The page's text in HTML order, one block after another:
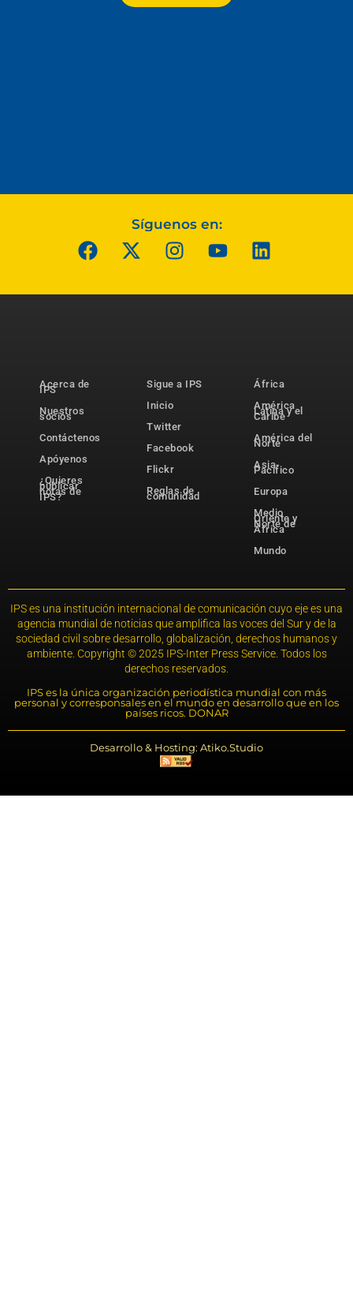
Síguenos en:
Acerca de
IPS
Nuestros
socios
Contáctenos
Apóyenos
¿Quieres
publicar
notas de
IPS?
Sigue a IPS
Inicio
Twitter
Facebook
Flickr
Reglas de
comunidad
África
América
Latina y el
Caribe
América del
Norte
Asia-
Pacífico
Europa
Medio
Oriente y
Norte de
África
Mundo
IPS es una institución internacional de comunicación cuyo eje es una
agencia mundial de noticias que amplifica las voces del Sur y de la
sociedad civil sobre desarrollo, globalización, derechos humanos y
ambiente. Copyright © 2025 IPS-Inter Press Service. Todos los
derechos reservados.
IPS es la única organización periodística mundial con más
personal y corresponsales en el mundo en desarrollo que en los
países ricos. DONAR
Desarrollo & Hosting: Atiko.Studio